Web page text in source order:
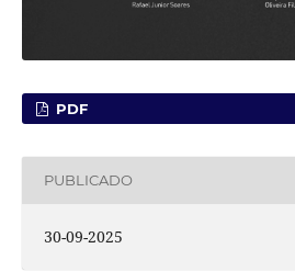
PDF
PUBLICADO
30-09-2025